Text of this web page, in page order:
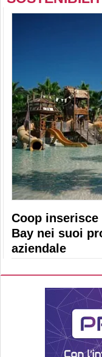
Coop
Bay nei suoi
aziendale